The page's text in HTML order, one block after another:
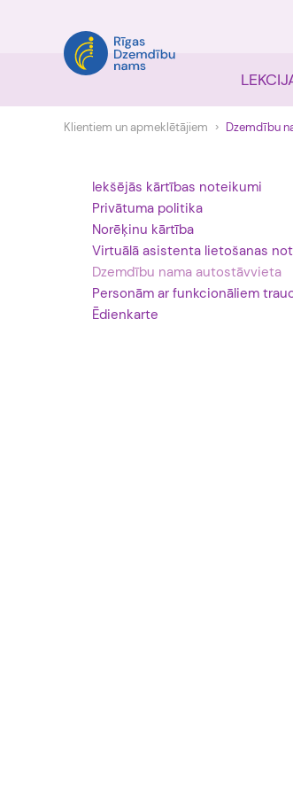
Klientiem un apmeklētājiem Dzemdību
Iekšējās kārtības noteikumi
Privātuma politika
Norēķinu kārtība
Virtuālā asistenta lietošanas
Dzemdību nama autostāvvieta
Personām ar funkcionāliem
Ēdienkarte